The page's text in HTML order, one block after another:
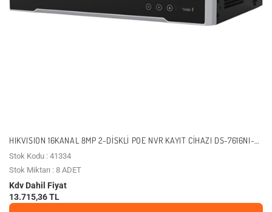
HIKVISION 16KANAL 8MP 2-DISKLI POE NVR KAYIT CIHAZI DS-7616NI-
Q2/16P
Stok Kodu : 41334
Stok Miktarı : 8 ADET
Kdv Dahil Fiyat
13.715,36 TL